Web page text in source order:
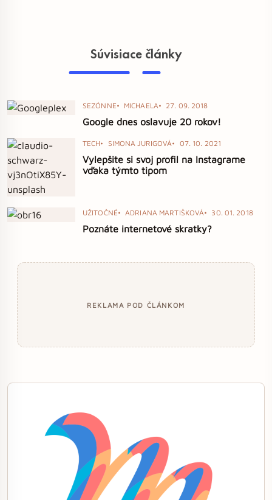
Súvisiace články
SEZÓNNE MICHAELA 27. 09. 2018
Google dnes oslavuje 20 rokov!
TECH SIMONA JURIGOVÁ 07. 10. 2021
Vylepšite si svoj profil na Instagrame
vďaka týmto tipom
UŽITOČNÉ ADRIANA MARTIŠKOVÁ 30. 01. 2018
Poznáte internetové skratky?
REKLAMA POD ČLÁNKOM